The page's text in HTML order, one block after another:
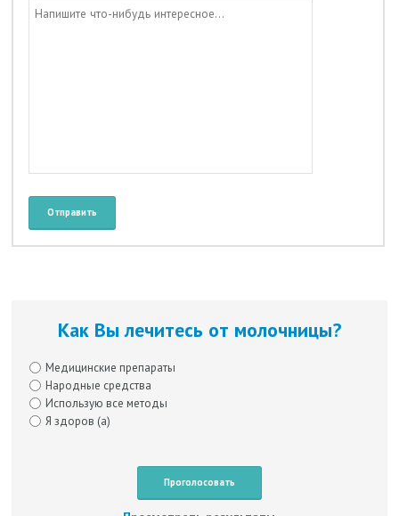
Как Вы лечитесь от молочницы?
Медицинские препараты
Народные средства
Использую все методы
Я здоров (а)